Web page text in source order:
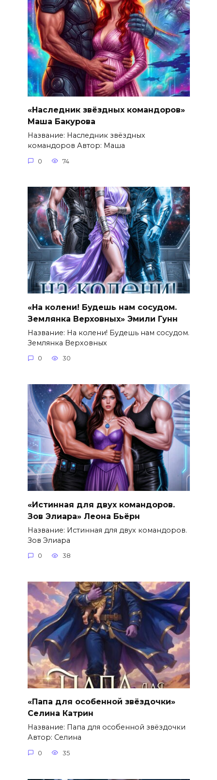
«Наследник звёздных командоров»
Маша Бакурова
Название: Наследник звёздных
командоров Автор: Маша
0 74
«На колени! Будешь нам сосудом.
Землянка Верховных» Эмили Гунн
Название: На колени! Будешь нам сосудом.
Землянка Верховных
0 30
«Истинная для двух командоров.
Зов Элиара» Леона Бьёрн
Название: Истинная для двух командоров.
Зов Элиара
0 38
«Папа для особенной звёздочки»
Селина Катрин
Название: Папа для особенной звёздочки
Автор: Селина
0 35